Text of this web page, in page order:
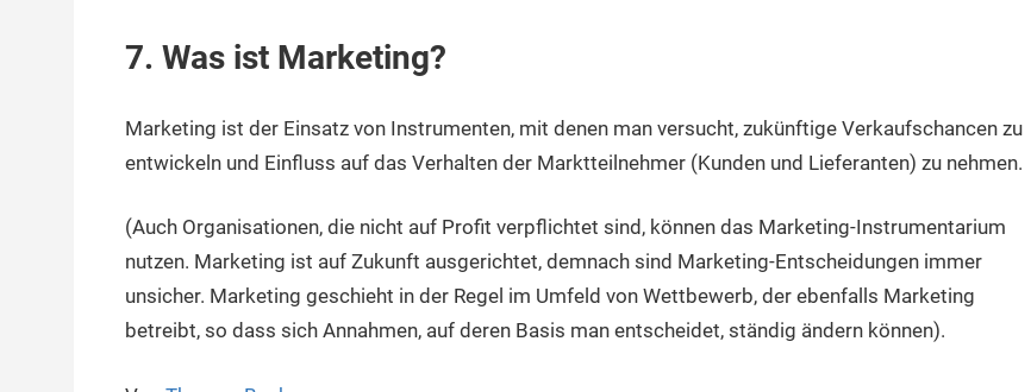
7. Was ist Marketing?
Marketing ist der Einsatz von Instrumenten, mit denen man versucht, zukünftige Verkaufschancen zu
entwickeln und Einfluss auf das Verhalten der Marktteilnehmer (Kunden und Lieferanten) zu nehmen.
(Auch Organisationen, die nicht auf Profit verpflichtet sind, können das Marketing-Instrumentarium
nutzen. Marketing ist auf Zukunft ausgerichtet, demnach sind Marketing-Entscheidungen immer
unsicher. Marketing geschieht in der Regel im Umfeld von Wettbewerb, der ebenfalls Marketing
betreibt, so dass sich Annahmen, auf deren Basis man entscheidet, ständig ändern können).